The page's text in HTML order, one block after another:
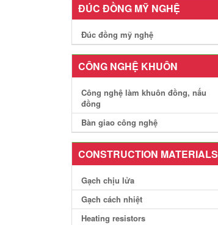
ĐÚC ĐỒNG MỸ NGHỆ
Đúc đồng mỹ nghệ
CÔNG NGHỆ KHUÔN
Công nghệ làm khuôn đồng, nấu
đồng
Bàn giao công nghệ
CONSTRUCTION MATERIALS
Gạch chịu lửa
Gạch cách nhiệt
Heating resistors